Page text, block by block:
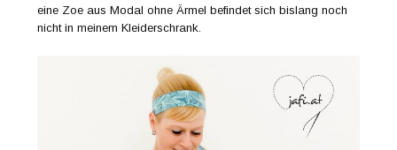
eine Zoe aus Modal ohne Ärmel befindet sich bislang noch
nicht in meinem Kleiderschrank.